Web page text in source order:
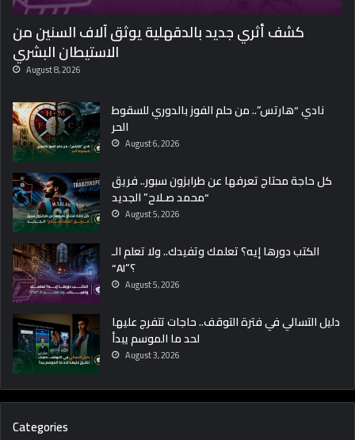
كشف أثري جديد بالدقهلية يوثق آلاف السنين من
الاستيطان البشري
August 8, 2026
نادي “هارتس”.. من حلم الفوز بالدوري للسقوط
الحر
August 6, 2026
كل حاجة محتاج تعرفها عن طرابزون سبور.. فريق
“محمد صـلاح” الجديد
August 5, 2026
الكتب دورها إيه؟ تعلمك وتفيدك.. ولا تعلم الـ
“AI”؟
August 5, 2026
دليل التسالي في فترة التوقف.. حاجات تتفرج عليها
لحد ما الموسم يبدأ
August 3, 2026
Categories